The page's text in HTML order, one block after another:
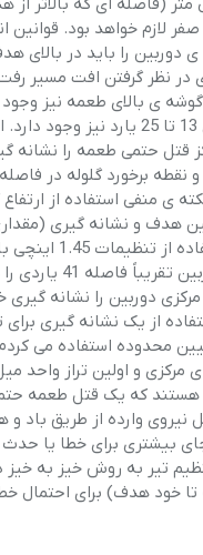
ی دوربین را باید در
توانید مرکز قتل حتمی طعمه
را رد نکرده است. نکته ی منفی
هدف و نشانه گیری
نقطه ی مرکزی دوربین را
و اولین تراز واحد
که یک قتل طعمه
وارده از طریق باد
حداقل 35 میلی متر باشند تا جای
خود هدف) برای احتمال